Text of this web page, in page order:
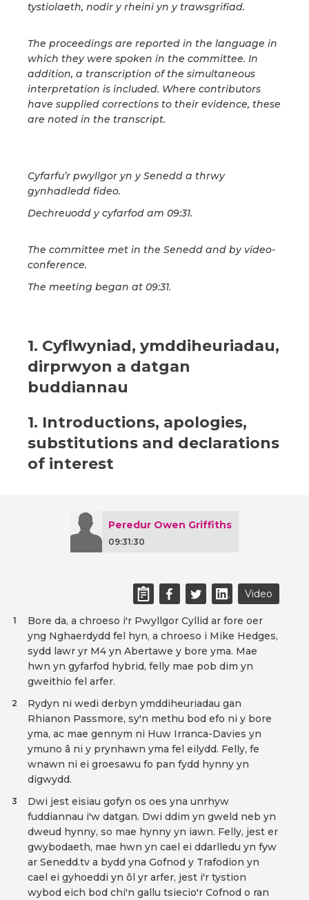
tystiolaeth, nodir y rheini yn y trawsgrifiad.
The proceedings are reported in the language in
which they were spoken in the committee. In
addition, a transcription of the simultaneous
interpretation is included. Where contributors
have supplied corrections to their evidence, these
are noted in the transcript.
Cyfarfu’r pwyllgor yn y Senedd a thrwy
gynhadledd fideo.
Dechreuodd y cyfarfod am 09:31.
The committee met in the Senedd and by video-
conference.
The meeting began at 09:31.
1. Cyflwyniad, ymddiheuriadau,
dirprwyon a datgan
buddiannau
1. Introductions, apologies,
substitutions and declarations
of interest
Peredur Owen Griffiths
09:31:30
Video
Bore da, a chroeso i'r Pwyllgor Cyllid ar fore oer
yng Nghaerdydd fel hyn, a chroeso i Mike Hedges,
sydd lawr yr M4 yn Abertawe y bore yma. Mae
hwn yn gyfarfod hybrid, felly mae pob dim yn
gweithio fel arfer.
1
Rydyn ni wedi derbyn ymddiheuriadau gan
Rhianon Passmore, sy'n methu bod efo ni y bore
yma, ac mae gennym ni Huw Irranca-Davies yn
ymuno â ni y prynhawn yma fel eilydd. Felly, fe
wnawn ni ei groesawu fo pan fydd hynny yn
digwydd.
2
Dwi jest eisiau gofyn os oes yna unrhyw
fuddiannau i'w datgan. Dwi ddim yn gweld neb yn
dweud hynny, so mae hynny yn iawn. Felly, jest er
gwybodaeth, mae hwn yn cael ei ddarlledu yn fyw
ar Senedd.tv a bydd yna Gofnod y Trafodion yn
cael ei gyhoeddi yn ôl yr arfer, jest i'r tystion
wybod eich bod chi'n gallu tsiecio'r Cofnod o ran
3